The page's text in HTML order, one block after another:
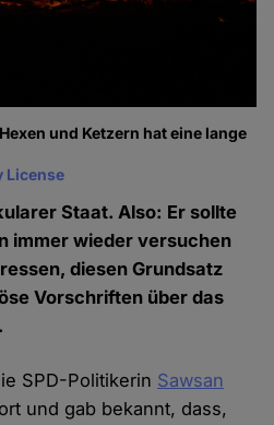
und Ketzern hat eine lange
License
Staat. Also: Er sollte
immer wieder versuchen
diesen Grundsatz
Vorschriften über das
SPD-Politikerin Sawsan
und gab bekannt, dass,